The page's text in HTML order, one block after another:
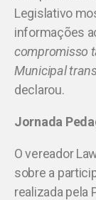
Legislativo
informações
compromisso
Municipal
declarou.
Jornada
O vereador
sobre a
realizada pela